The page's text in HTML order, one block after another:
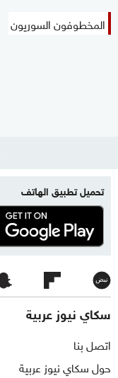
المخطوفون السوريون
تحميل تطبيق الهاتف
سكاي نيوز عربية
اتصل بنا
حول سكاي نيوز عربية